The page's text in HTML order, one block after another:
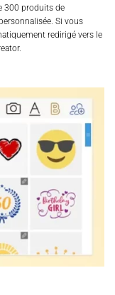
300 produits de
Si vous
redirigé vers le